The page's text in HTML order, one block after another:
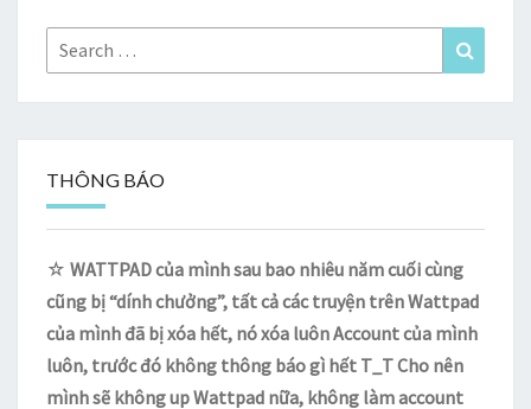
Search
for:
THÔNG BÁO
☆ WATTPAD của mình sau bao nhiêu năm cuối cùng
cũng bị “dính chưởng”, tất cả các truyện trên Wattpad
của mình đã bị xóa hết, nó xóa luôn Account của mình
luôn, trước đó không thông báo gì hết T_T Cho nên
mình sẽ không up Wattpad nữa, không làm account